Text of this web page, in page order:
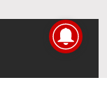
directamente en